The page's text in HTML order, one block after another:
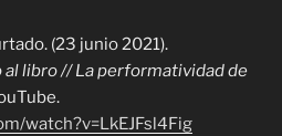
(23 junio 2021).
libro // La performatividad de
watch?v=LkEJFsl4Fig